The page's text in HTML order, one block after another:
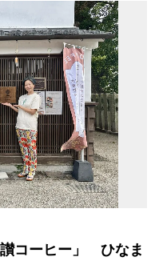
コーヒー」 ひなま